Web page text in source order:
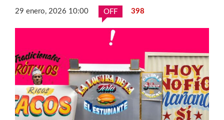
29 enero, 2026 10:00 OFF 398